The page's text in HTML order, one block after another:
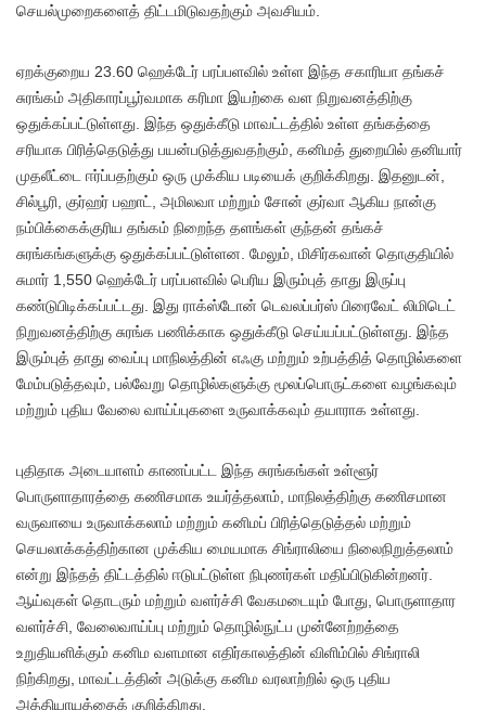
செயல்முறைகளைத் திட்டமிடுவதற்கும் அவசியம்.
ஏறக்குறைய 23.60 ஹெக்டேர் பரப்பளவில் உள்ள இந்த சகாரியா தங்கச்
சுரங்கம் அதிகாரப்பூர்வமாக கரிமா இயற்கை வள நிறுவனத்திற்கு
ஒதுக்கப்பட்டுள்ளது. இந்த ஒதுக்கீடு மாவட்டத்தில் உள்ள தங்கத்தை
சரியாக பிரித்தெடுத்து பயன்படுத்துவதற்கும், கனிமத் துறையில் தனியார்
முதலீட்டை ஈர்ப்பதற்கும் ஒரு முக்கிய படியைக் குறிக்கிறது. இதனுடன்,
சில்பூரி, குர்ஹர் பஹாட், அமிலவா மற்றும் சோன் குர்வா ஆகிய நான்கு
நம்பிக்கைக்குரிய தங்கம் நிறைந்த தளங்கள் குந்தன் தங்கச்
சுரங்கங்களுக்கு ஒதுக்கப்பட்டுள்ளன. மேலும், மிசிர்கவான் தொகுதியில்
சுமார் 1,550 ஹெக்டேர் பரப்பளவில் பெரிய இரும்புத் தாது இருப்பு
கண்டுபிடிக்கப்பட்டது. இது ராக்ஸ்டோன் டெவலப்பர்ஸ் பிரைவேட் லிமிடெட்
நிறுவனத்திற்கு சுரங்க பணிக்காக ஒதுக்கீடு செய்யப்பட்டுள்ளது. இந்த
இரும்புத் தாது வைப்பு மாநிலத்தின் எஃகு மற்றும் உற்பத்தித் தொழில்களை
மேம்படுத்தவும், பல்வேறு தொழில்களுக்கு மூலப்பொருட்களை வழங்கவும்
மற்றும் புதிய வேலை வாய்ப்புகளை உருவாக்கவும் தயாராக உள்ளது.
புதிதாக அடையாளம் காணப்பட்ட இந்த சுரங்கங்கள் உள்ளூர்
பொருளாதாரத்தை கணிசமாக உயர்த்தலாம், மாநிலத்திற்கு கணிசமான
வருவாயை உருவாக்கலாம் மற்றும் கனிமப் பிரித்தெடுத்தல் மற்றும்
செயலாக்கத்திற்கான முக்கிய மையமாக சிங்ராலியை நிலைநிறுத்தலாம்
என்று இந்தத் திட்டத்தில் ஈடுபட்டுள்ள நிபுணர்கள் மதிப்பிடுகின்றனர்.
ஆய்வுகள் தொடரும் மற்றும் வளர்ச்சி வேகமடையும் போது, ​​பொருளாதார
வளர்ச்சி, வேலைவாய்ப்பு மற்றும் தொழில்நுட்ப முன்னேற்றத்தை
உறுதியளிக்கும் கனிம வளமான எதிர்காலத்தின் விளிம்பில் சிங்ராலி
நிற்கிறது, மாவட்டத்தின் அடுக்கு கனிம வரலாற்றில் ஒரு புதிய
அத்தியாயத்தைக் குறிக்கிறது.